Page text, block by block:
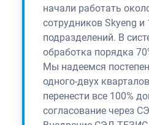
начали работать
сотрудников Skyeng и
подразделений. В
обработка порядка
Мы надеемся
одного-двух
перенести все 100%
согласование через